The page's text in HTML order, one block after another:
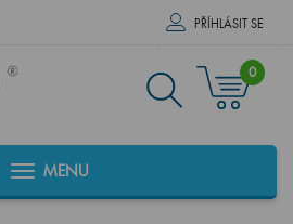
PŘÍHLÁSIT SE
0
MENU